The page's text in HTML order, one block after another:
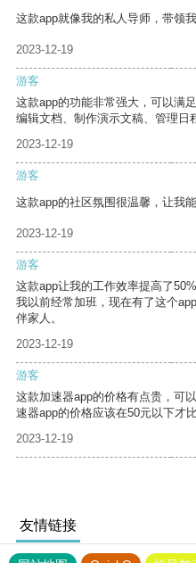
这款app就像我的私人导师，带领
2023-12-19
游客
这款app的功能非常强大，可以满
编辑文档、制作演示文稿、管理日
2023-12-19
游客
这款app的社区氛围很温馨，让我
2023-12-19
游客
这款app让我的工作效率提高了
我以前经常加班，现在有了这个
伴家人。
2023-12-19
游客
这款加速器app的价格有点贵，可
速器app的价格应该在50元以下才比
2023-12-19
友情链接